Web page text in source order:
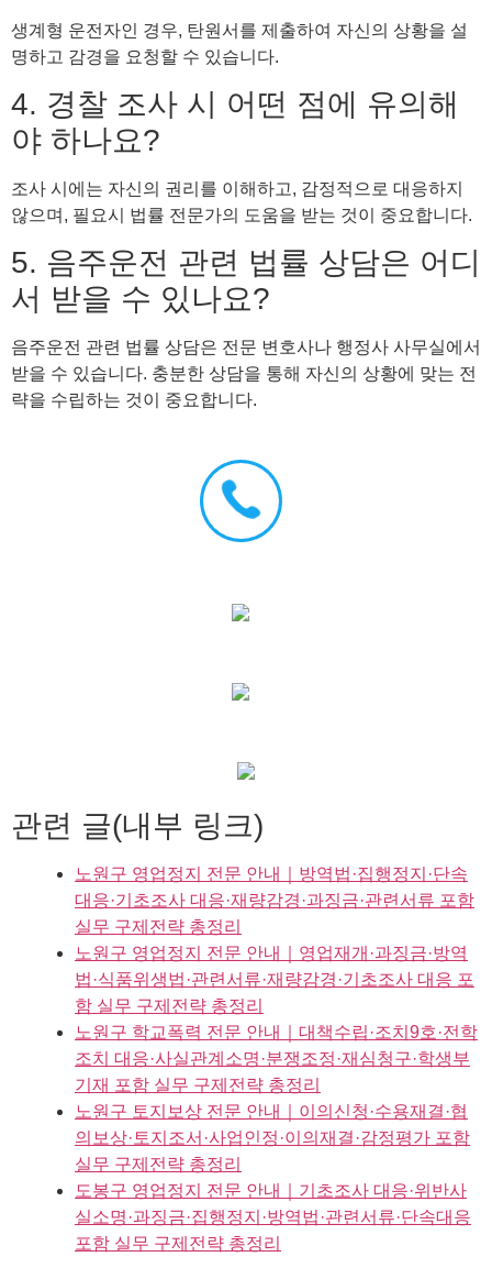
생계형 운전자인 경우, 탄원서를 제출하여 자신의 상황을 설
명하고 감경을 요청할 수 있습니다.
4. 경찰 조사 시 어떤 점에 유의해
야 하나요?
조사 시에는 자신의 권리를 이해하고, 감정적으로 대응하지
않으며, 필요시 법률 전문가의 도움을 받는 것이 중요합니다.
5. 음주운전 관련 법률 상담은 어디
서 받을 수 있나요?
음주운전 관련 법률 상담은 전문 변호사나 행정사 사무실에서
받을 수 있습니다. 충분한 상담을 통해 자신의 상황에 맞는 전
략을 수립하는 것이 중요합니다.
관련 글(내부 링크)
노원구 영업정지 전문 안내｜방역법·집행정지·단속
대응·기초조사 대응·재량감경·과징금·관련서류 포함
실무 구제전략 총정리
노원구 영업정지 전문 안내｜영업재개·과징금·방역
법·식품위생법·관련서류·재량감경·기초조사 대응 포
함 실무 구제전략 총정리
노원구 학교폭력 전문 안내｜대책수립·조치9호·전학
조치 대응·사실관계소명·분쟁조정·재심청구·학생부
기재 포함 실무 구제전략 총정리
노원구 토지보상 전문 안내｜이의신청·수용재결·협
의보상·토지조서·사업인정·이의재결·감정평가 포함
실무 구제전략 총정리
도봉구 영업정지 전문 안내｜기초조사 대응·위반사
실소명·과징금·집행정지·방역법·관련서류·단속대응
포함 실무 구제전략 총정리